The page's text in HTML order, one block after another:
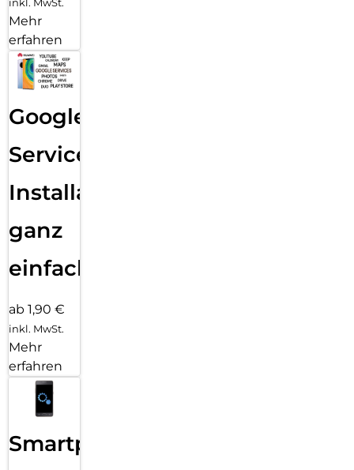
Mehr
erfahren
Google
Services
Installation
ganz
einfach
ab 1,90 €
inkl. MwSt.
Mehr
erfahren
Smartphone